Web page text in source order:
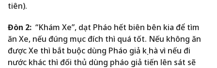
tiên).
Đòn 2: “Khám Xe”, dạt Pháo hết biên bên kia để tìm
ăn Xe, nếu đúng mục đích thì quá tốt. Nếu không ăn
được Xe thì bắt buộc dùng Pháo giả kị hà vì nếu đi
nước khác thì đối thủ dùng pháo giả tiến lên sát sẽ